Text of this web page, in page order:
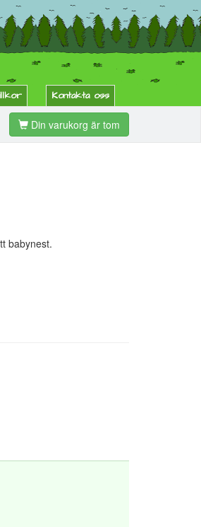
Kontakta oss
Din varukorg är tom
babynest.